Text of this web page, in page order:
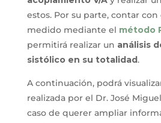
estos. Por su parte, contar con
medido mediante el método
permitirá realizar un análisis
sistólico en su totalidad.
A continuación, podrá
realizada por el Dr. José
caso de querer ampliar